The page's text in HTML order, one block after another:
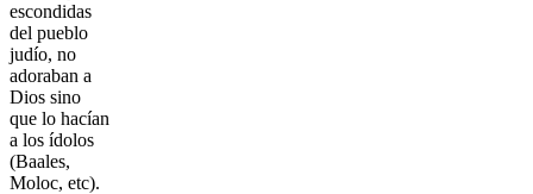
escondidas
del pueblo
judío, no
adoraban a
Dios sino
que lo hacían
a los ídolos
(Baales,
Moloc, etc).